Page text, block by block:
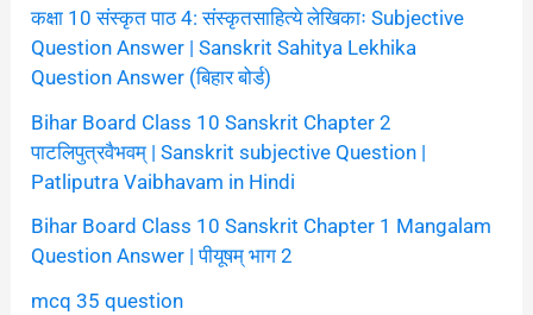
कक्षा 10 संस्कृत पाठ 4: संस्कृतसाहित्ये लेखिकाः Subjective
Question Answer | Sanskrit Sahitya Lekhika
Question Answer (बिहार बोर्ड)
Bihar Board Class 10 Sanskrit Chapter 2
पाटलिपुत्रवैभवम् | Sanskrit subjective Question |
Patliputra Vaibhavam in Hindi
Bihar Board Class 10 Sanskrit Chapter 1 Mangalam
Question Answer | पीयूषम् भाग 2
mcq 35 question